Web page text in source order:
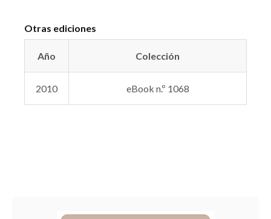
Otras ediciones
Año Colección
2010 eBook n.º 1068